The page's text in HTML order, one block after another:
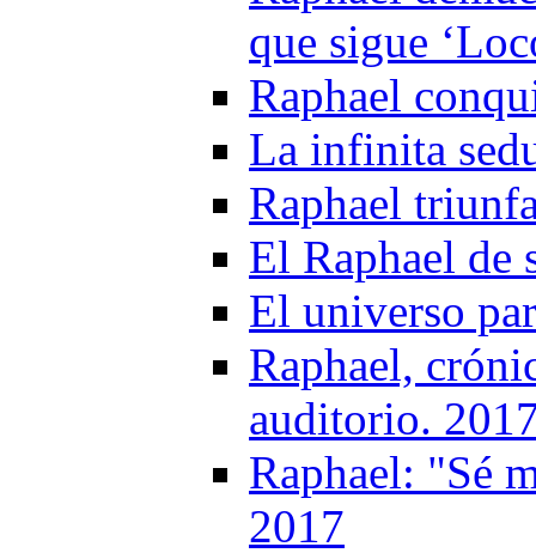
que sigue
Raphael
La infinita
Raphael
El Raphael de
El universo
Raphael,
auditorio.
Raphael: "Sé
2017